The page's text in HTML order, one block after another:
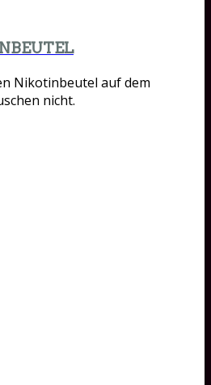
Nikotinbeutel auf dem
nicht.